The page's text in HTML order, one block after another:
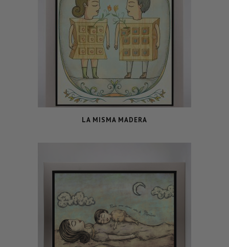
LA MISMA MADERA